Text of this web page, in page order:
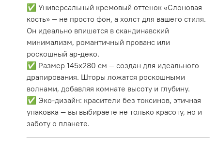
✅ Универсальный кремовый оттенок «Слоновая
кость» — не просто фон, а холст для вашего стиля.
Он идеально впишется в скандинавский
минимализм, романтичный прованс или
роскошный ар-деко.
✅ Размер 145х280 см — создан для идеального
драпирования. Шторы ложатся роскошными
волнами, добавляя комнате высоту и глубину.
✅ Эко-дизайн: красители без токсинов, этичная
упаковка — вы выбираете не только красоту, но и
заботу о планете.